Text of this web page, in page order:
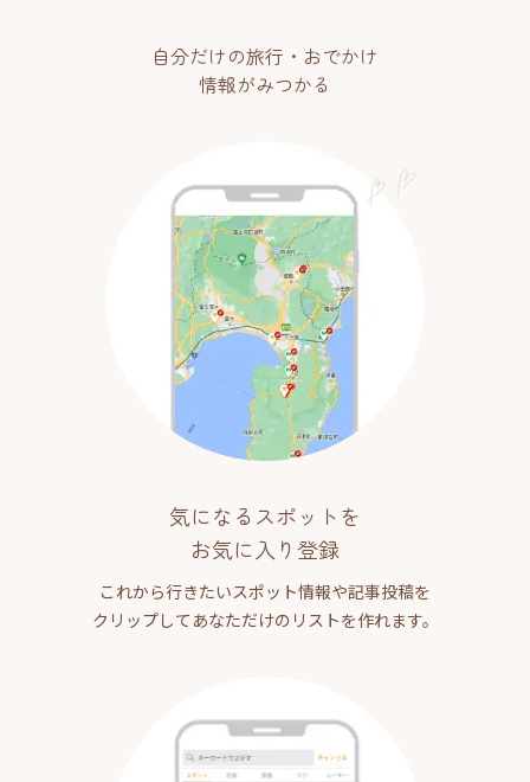
自分だけの旅行・おでかけ
情報がみつかる
気になるスポットを
お気に入り登録
これから行きたいスポット情報や記事投稿を
クリップしてあなただけのリストを作れます。